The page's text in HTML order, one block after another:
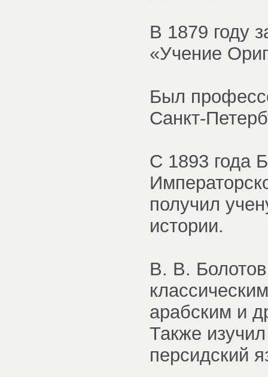
В 1879 году
«Учение
Был
Санкт-
С 1893 года
получил
истории.
В. В.
арабским и
Также
персидский